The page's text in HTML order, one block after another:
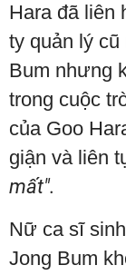
Hara đã liên
ty quản lý
Bum nhưng
trong cuộc
của Goo
giận và liên
mất".
Nữ ca sĩ
Jong Bum